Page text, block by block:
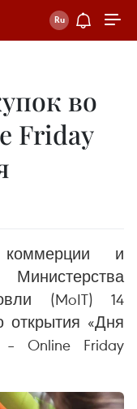
во
Friday
коммерции и
(MoIT) 14
открытия «Дня
Online Friday